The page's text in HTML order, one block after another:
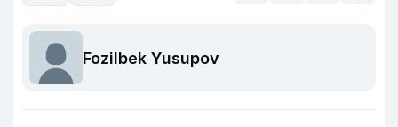
Fozilbek Yusupov